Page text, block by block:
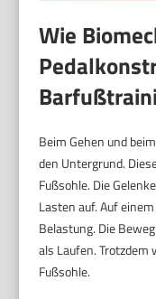
Wie
Beim Gehen und
den Untergrund.
Fußsohle. Die
Lasten auf. Auf
Belastung. Die
als Laufen. Trotzdem
Fußsohle.